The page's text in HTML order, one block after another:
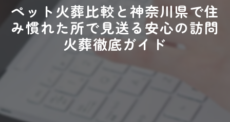
ペット火葬比較と神奈川県で住
み慣れた所で見送る安心の訪問
火葬徹底ガイド